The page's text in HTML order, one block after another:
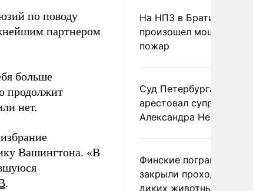
по поводу
партнером
больше
продолжит
нет.
Вашингтона. «В
.
На НПЗ в Братиславе
произошел мощный
пожар
Суд Петербурга заочно
арестовал супругу
Александра Невзорова
Финские пограничники
закрыли проходы для
диких животных на